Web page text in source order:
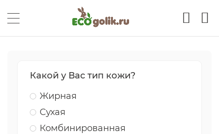
Какой у Вас тип кожи?
Жирная
Сухая
Комбинированная